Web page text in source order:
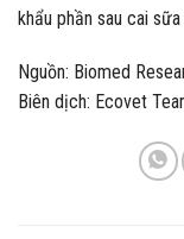
khẩu phần sau cai
Nguồn: Biomed
Biên dịch: Ecovet